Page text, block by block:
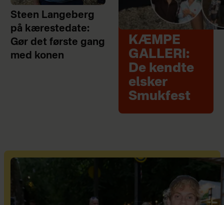
Steen Langeberg
på kærestedate:
Gør det første gang
med konen
KÆMPE
GALLERI:
De kendte
elsker
Smukfest